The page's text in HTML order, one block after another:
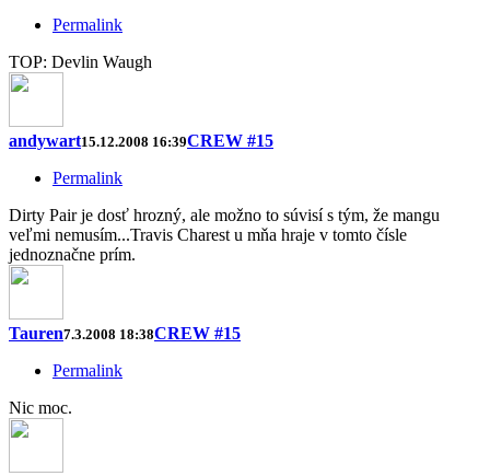
Permalink
TOP: Devlin Waugh
andywart15.12.2008 16:39CREW #15
Permalink
Dirty Pair je dosť hrozný, ale možno to súvisí s tým, že mangu
veľmi nemusím...Travis Charest u mňa hraje v tomto čísle
jednoznačne prím.
Tauren7.3.2008 18:38CREW #15
Permalink
Nic moc.